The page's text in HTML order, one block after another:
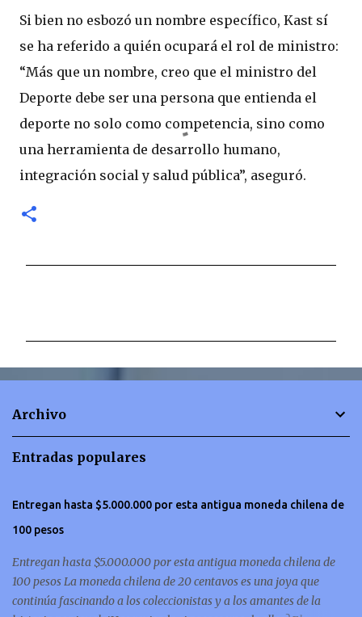
Si bien no esbozó un nombre específico, Kast sí
se ha referido a quién ocupará el rol de ministro:
“Más que un nombre, creo que el ministro del
Deporte debe ser una persona que entienda el
deporte no solo como competencia, sino como
una herramienta de desarrollo humano,
integración social y salud pública”, aseguró.
n
Archivo
Entradas populares
Entregan hasta $5.000.000 por esta antigua moneda chilena de
100 pesos
Entregan hasta $5.000.000 por esta antigua moneda chilena de
100 pesos La moneda chilena de 20 centavos es una joya que
continúa fascinando a los coleccionistas y a los amantes de la